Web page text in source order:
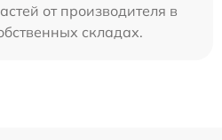
от производителя в
складах.